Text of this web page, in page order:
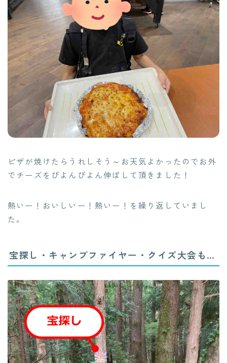
ピザが焼けたらうれしそう～お天気よかったのでお外
でチーズをびよんびよん伸ばして頂きました！
熱いー！おいしいー！熱いー！を繰り返していまし
た。
宝探し・キャンプファイヤー・クイズ大会も…